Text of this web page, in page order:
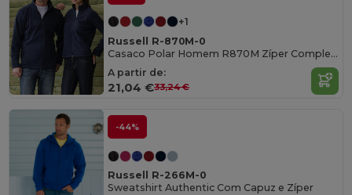
+1
Russell R-870M-0
Casaco Polar Homem R870M Zíper Completo
A partir de:
21,04 €33,24 €
-44%
Russell R-266M-0
Sweatshirt Authentic Com Capuz e Zíper